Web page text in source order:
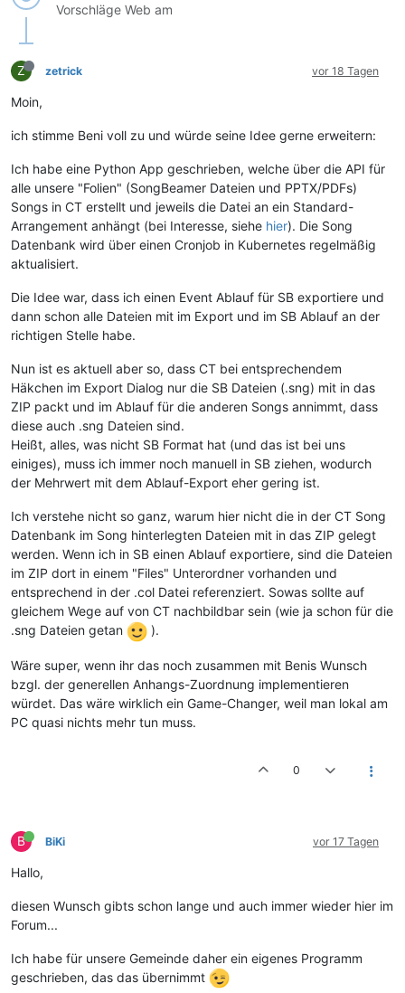
Vorschläge Web am
Z zetrick vor 18 Tagen
Moin,
ich stimme Beni voll zu und würde seine Idee gerne erweitern:
Ich habe eine Python App geschrieben, welche über die API für
alle unsere "Folien" (SongBeamer Dateien und PPTX/PDFs)
Songs in CT erstellt und jeweils die Datei an ein Standard-
Arrangement anhängt (bei Interesse, siehe hier). Die Song
Datenbank wird über einen Cronjob in Kubernetes regelmäßig
aktualisiert.
Die Idee war, dass ich einen Event Ablauf für SB exportiere und
dann schon alle Dateien mit im Export und im SB Ablauf an der
richtigen Stelle habe.
Nun ist es aktuell aber so, dass CT bei entsprechendem
Häkchen im Export Dialog nur die SB Dateien (.sng) mit in das
ZIP packt und im Ablauf für die anderen Songs annimmt, dass
diese auch .sng Dateien sind.
Heißt, alles, was nicht SB Format hat (und das ist bei uns
einiges), muss ich immer noch manuell in SB ziehen, wodurch
der Mehrwert mit dem Ablauf-Export eher gering ist.
Ich verstehe nicht so ganz, warum hier nicht die in der CT Song
Datenbank im Song hinterlegten Dateien mit in das ZIP gelegt
werden. Wenn ich in SB einen Ablauf exportiere, sind die Dateien
im ZIP dort in einem "Files" Unterordner vorhanden und
entsprechend in der .col Datei referenziert. Sowas sollte auf
gleichem Wege auf von CT nachbildbar sein (wie ja schon für die
.sng Dateien getan
).
Wäre super, wenn ihr das noch zusammen mit Benis Wunsch
bzgl. der generellen Anhangs-Zuordnung implementieren
würdet. Das wäre wirklich ein Game-Changer, weil man lokal am
PC quasi nichts mehr tun muss.
0
B BiKi vor 17 Tagen
Hallo,
diesen Wunsch gibts schon lange und auch immer wieder hier im
Forum...
Ich habe für unsere Gemeinde daher ein eigenes Programm
geschrieben, das das übernimmt